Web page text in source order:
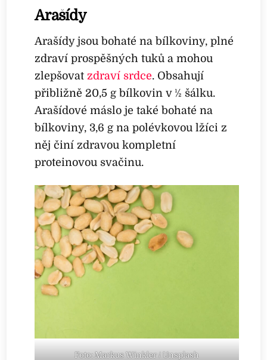
Arašídy
Arašídy jsou bohaté na bílkoviny, plné
zdraví prospěšných tuků a mohou
zlepšovat zdraví srdce. Obsahují
přibližně 20,5 g bílkovin v ½ šálku.
Arašídové máslo je také bohaté na
bílkoviny, 3,6 g na polévkovou lžíci z
něj činí zdravou kompletní
proteinovou svačinu.
Foto: Markus Winkler / Unsplash